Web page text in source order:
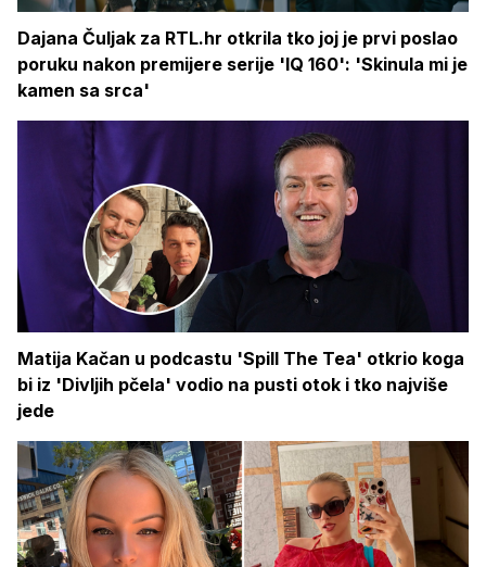
Dajana Čuljak za RTL.hr otkrila tko joj je prvi poslao
poruku nakon premijere serije 'IQ 160': 'Skinula mi je
kamen sa srca'
Matija Kačan u podcastu 'Spill The Tea' otkrio koga
bi iz 'Divljih pčela' vodio na pusti otok i tko najviše
jede